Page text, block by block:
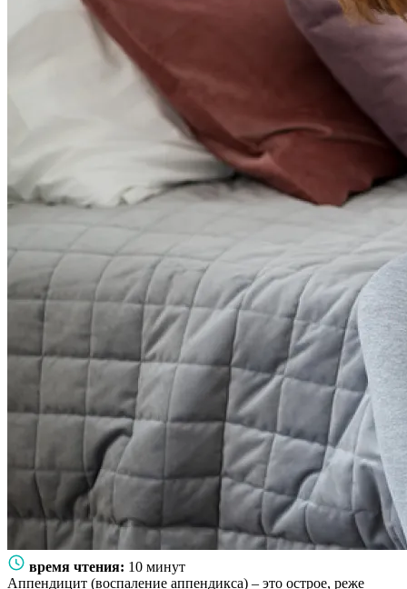
время чтения: 10 минут
Аппендицит (воспаление аппендикса) – это острое, реже